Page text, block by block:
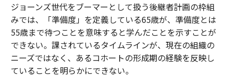
ジョーンズ世代をブーマーとして扱う後継者計画の枠組
みでは、「準備度」を定義している65歳が、準備度とは
55歳まで待つことを意味すると学んだことを示すことが
できない。課されているタイムラインが、現在の組織の
ニーズではなく、あるコホートの形成期の経験を反映し
ていることを明らかにできない。